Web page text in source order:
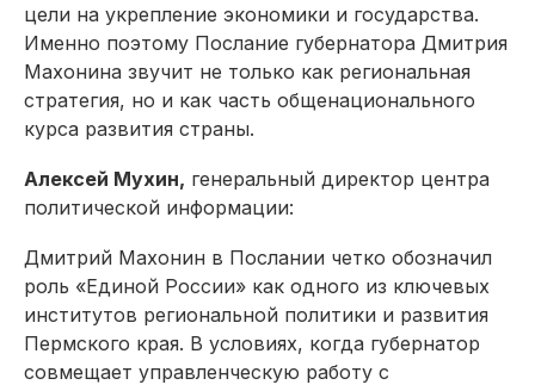
цели на укрепление экономики и государства.
Именно поэтому Послание губернатора Дмитрия
Махонина звучит не только как региональная
стратегия, но и как часть общенационального
курса развития страны.
Алексей Мухин, генеральный директор центра
политической информации:
Дмитрий Махонин в Послании четко обозначил
роль «Единой России» как одного из ключевых
институтов региональной политики и развития
Пермского края. В условиях, когда губернатор
совмещает управленческую работу с